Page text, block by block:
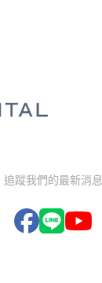
追蹤我們的最新消息